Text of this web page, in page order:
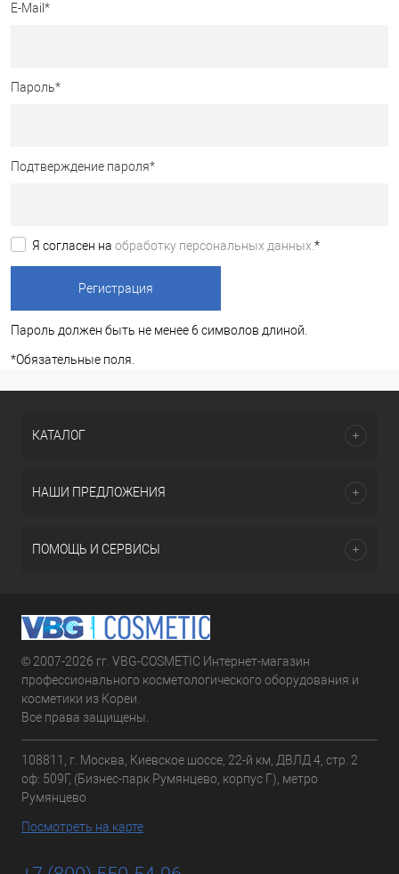
E-Mail *
Пароль*
Подтверждение пароля*
Я согласен на обработку персональных данных. *
Пароль должен быть не менее 6 символов длиной.
*Обязательные поля.
КАТАЛОГ
НАШИ ПРЕДЛОЖЕНИЯ
ПОМОЩЬ И СЕРВИСЫ
© 2007-2026 гг. VBG-COSMETIC Интернет-магазин
профессионального косметологического оборудования и
косметики из Кореи.
Все права защищены.
108811, г. Москва, Киевское шоссе, 22-й км, ДВЛД 4, стр. 2
оф: 509Г, (Бизнес-парк Румянцево, корпус Г), метро
Румянцево
Посмотреть на карте